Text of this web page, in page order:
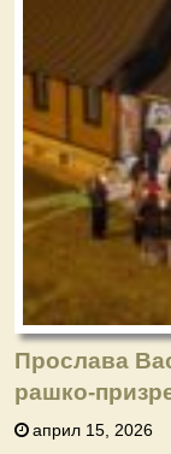
Прослава
рашко-
април 15, 2026